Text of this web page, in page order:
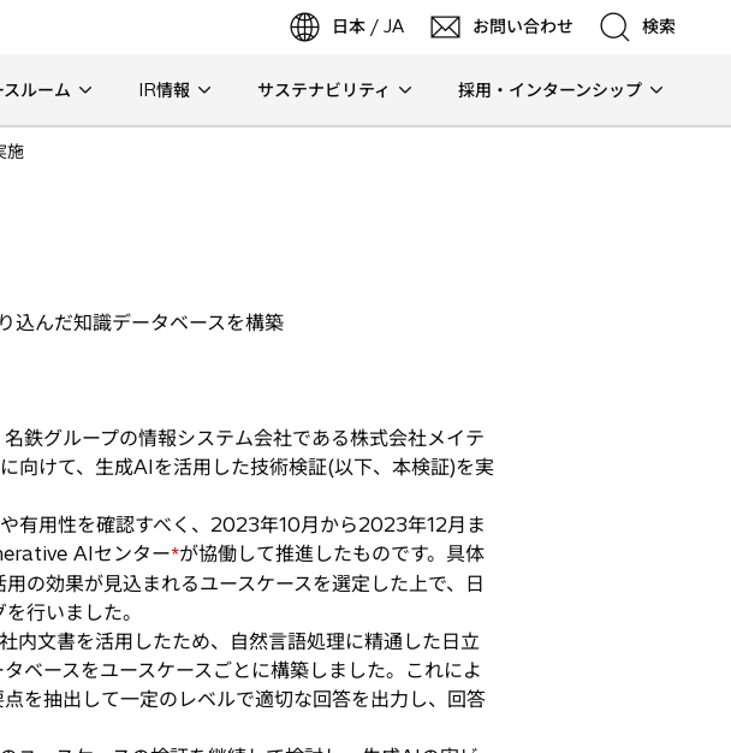
日本 / JA お問い合わせ 検索
検索
スルーム IR情報 サステナビリティ 採用・インターンシップ
施
込んだ知識データベースを構築
鉄グループの情報システム会社である株式会社メイテ
向けて、生成AIを活用した技術検証(以下、本検証)を実
有用性を確認すべく、2023年10月から2023年12月ま
AIセンター*が協働して推進したものです。具体
の効果が見込まれるユースケースを選定した上で、日
行いました。
内文書を活用したため、自然言語処理に精通した日立
ベースをユースケースごとに構築しました。これによ
を抽出して一定のレベルで適切な回答を出力し、回答